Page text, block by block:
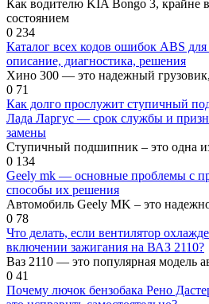
Как водителю KIA Bongo 3, крайне
состоянием
0 234
Каталог всех кодов ошибок ABS
описание, диагностика, решения
Хино 300 — это надежный
0 71
Как долго прослужит ступичный
Лада Ларгус — срок службы и
замены
Ступичный подшипник – это одна
0 134
Geely mk — основные проблемы с
способы их решения
Автомобиль Geely MK – это
0 78
Что делать, если вентилятор
включении зажигания на ВАЗ 2110?
Ваз 2110 — это популярная модель
0 41
Почему лючок бензобака Рено